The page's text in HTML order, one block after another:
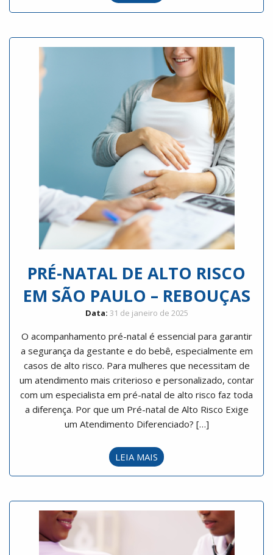
PRÉ-NATAL DE ALTO RISCO
EM SÃO PAULO – REBOUÇAS
Data: 31 de janeiro de 2025
O acompanhamento pré-natal é essencial para garantir
a segurança da gestante e do bebê, especialmente em
casos de alto risco. Para mulheres que necessitam de
um atendimento mais criterioso e personalizado, contar
com um especialista em pré-natal de alto risco faz toda
a diferença. Por que um Pré-natal de Alto Risco Exige
um Atendimento Diferenciado? […]
LEIA MAIS